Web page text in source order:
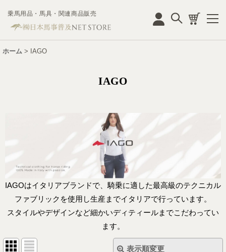
乗馬用品・馬具・関連商品販売
ホーム > IAGO
IAGO
IAGOはイタリアブランドで、騎乗に適した最高級のテクニカル
ファブリックを使用し生産までイタリアで行っています。
スタイルやデザインなど細かいディティールまでこだわってい
ます。
表示順変更